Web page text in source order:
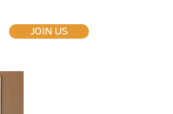
JOIN US